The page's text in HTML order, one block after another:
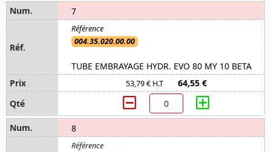
7
004.35.020.00.00
TUBE EMBRAYAGE HYDR. EVO 80 MY 10 BETA
53,79 € H.T 64,55 €
8